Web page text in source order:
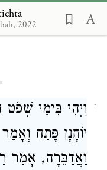
2022
1 וַיְהִי בִּימֵי
יוֹחָנָן פָּתַח וְאָמַר
וַאֲדַבֵּרָה, אָמַר